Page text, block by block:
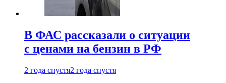
В ФАС рассказали о ситуации
с ценами на бензин в РФ
2 года спустя2 года спустя